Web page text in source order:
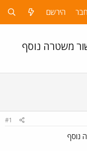
הירשם
משטרה נוסף
#1
נוסף